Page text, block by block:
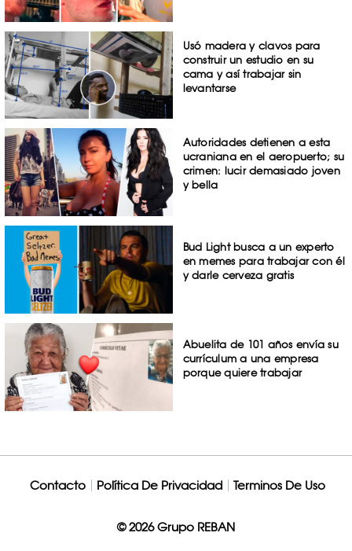
Usó madera y clavos para
construir un estudio en su
cama y así trabajar sin
levantarse
Autoridades detienen a esta
ucraniana en el aeropuerto; su
crimen: lucir demasiado joven
y bella
Bud Light busca a un experto
en memes para trabajar con él
y darle cerveza gratis
Abuelita de 101 años envía su
currículum a una empresa
porque quiere trabajar
Contacto Política De Privacidad Terminos De Uso
© 2026 Grupo REBAN